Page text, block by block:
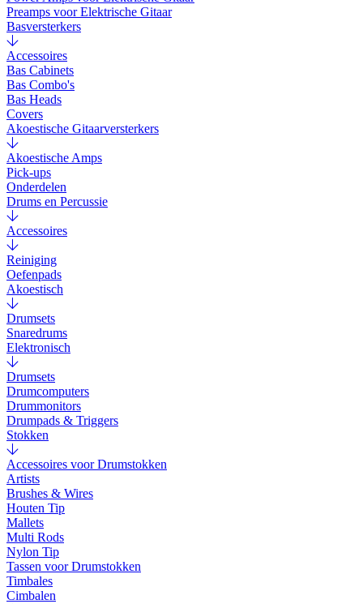
Preamps voor Elektrische Gitaar
Basversterkers
Accessoires
Bas Cabinets
Bas Combo's
Bas Heads
Covers
Akoestische Gitaarversterkers
Akoestische Amps
Pick-ups
Onderdelen
Drums en Percussie
Accessoires
Reiniging
Oefenpads
Akoestisch
Drumsets
Snaredrums
Elektronisch
Drumsets
Drumcomputers
Drummonitors
Drumpads & Triggers
Stokken
Accessoires voor Drumstokken
Artists
Brushes & Wires
Houten Tip
Mallets
Multi Rods
Nylon Tip
Tassen voor Drumstokken
Timbales
Cimbalen